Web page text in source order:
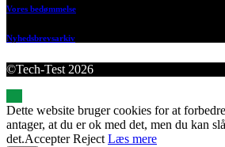
Vores bedømmelse
Nyhedsbrevsarkiv
©Tech-Test 2026
Dette website bruger cookies for at
antager, at du er ok med det, men du kan
det.Accepter Reject Læs mere